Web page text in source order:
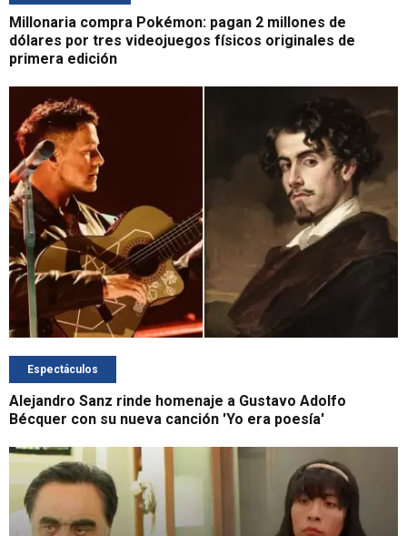
Millonaria compra Pokémon: pagan 2 millones de
dólares por tres videojuegos físicos originales de
primera edición
Espectáculos
Alejandro Sanz rinde homenaje a Gustavo Adolfo
Bécquer con su nueva canción 'Yo era poesía'